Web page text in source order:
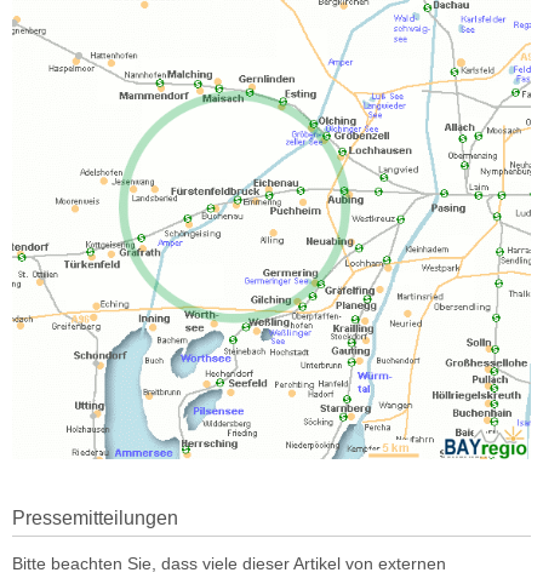
Pressemitteilungen
Bitte beachten Sie, dass viele dieser Artikel von externen